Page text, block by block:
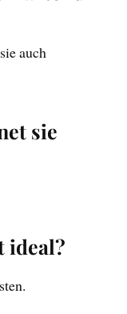
auch
sie
ideal?